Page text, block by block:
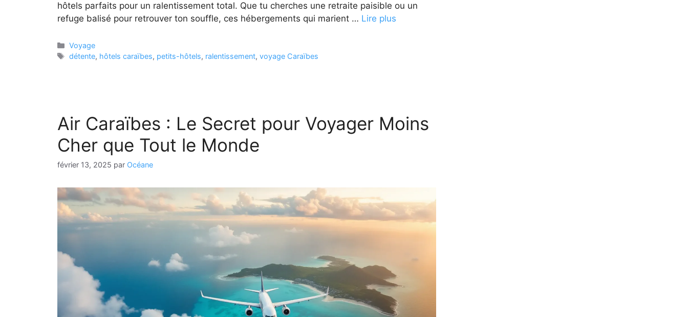
hôtels parfaits pour un ralentissement total. Que tu cherches une retraite paisible ou un
refuge balisé pour retrouver ton souffle, ces hébergements qui marient … Lire plus
Catégories
Voyage
Étiquettes
détente, hôtels caraïbes, petits-hôtels, ralentissement,voyage Caraïbes
Air Caraïbes : Le Secret pour Voyager Moins
Cher que Tout le Monde
février 13, 2025 par Océane